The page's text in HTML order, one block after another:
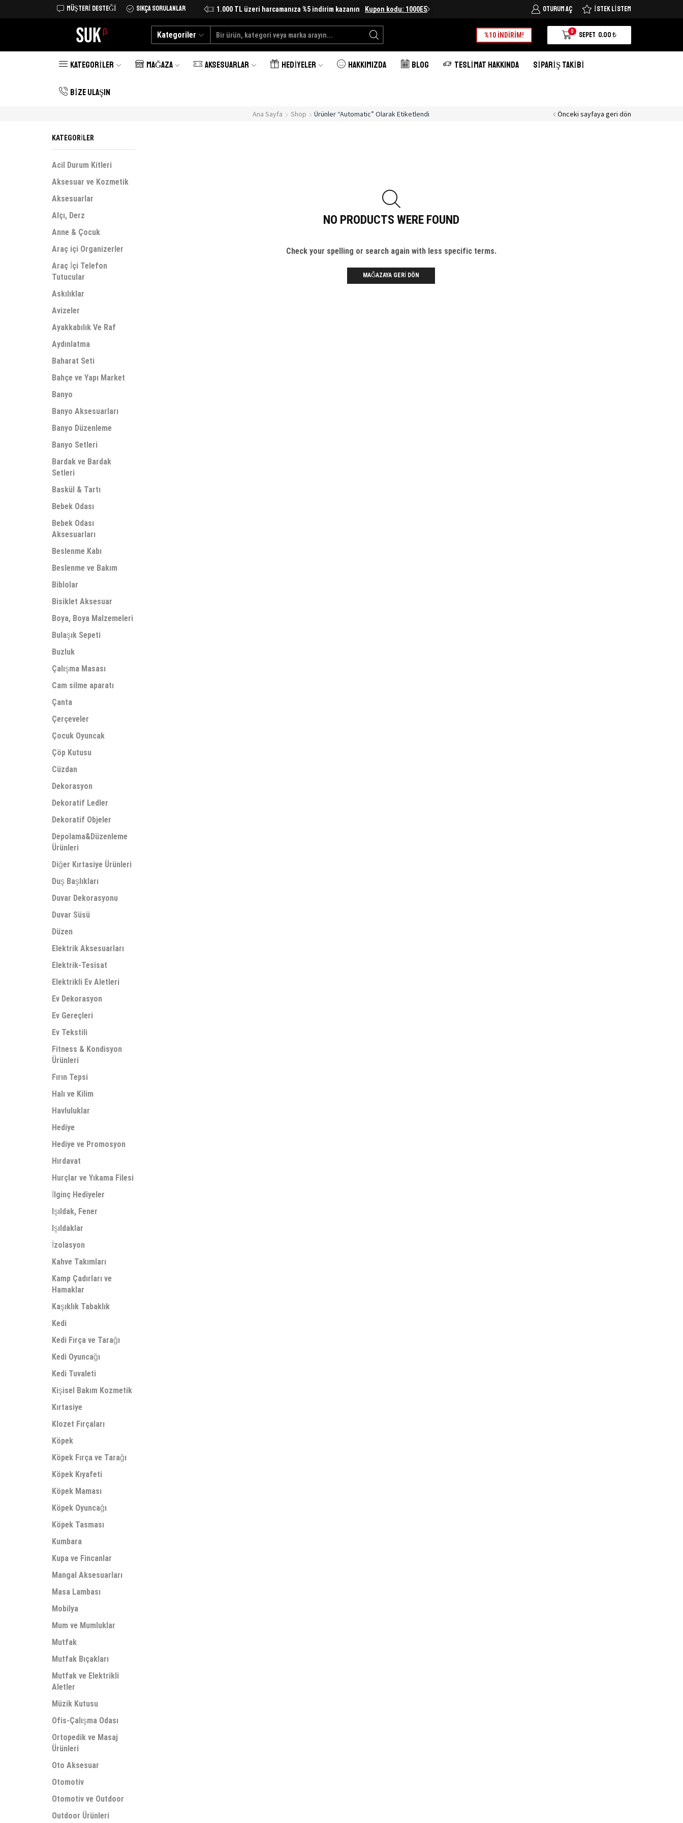
MÜŞTERI DESTEĞI SIKÇA SORULANLAR
Tüm Türkiye'ye kargo şimdi 25 TL Alışverişe Başlayın 1.000 TL üzeri harcamanıza %5 indirim kazanın Kupon kodu: 1000E5 Tüm Türkiye'ye kargo şimdi 25 TL Alışverişe Başlayın
OTURUM AÇ İSTEK LISTEM
Kategoriler
Search
%10 İNDİRİM! 0 SEPET 0.00₺
KATEGORILER MAĞAZA AKSESUARLAR HEDIYELER HAKKIMIZDA BLOG TESLIMAT HAKKINDA SIPARIŞ TAKIBI
BIZE ULAŞIN
Ana Sayfa Shop Ürünler “Automatic” Olarak Etiketlendi Önceki sayfaya geri dön
NO PRODUCTS WERE FOUND
Check your spelling or search again with less specific terms.
MAĞAZAYA GERI DÖN
KATEGORILER
Acil Durum Kitleri
Aksesuar ve Kozmetik
Aksesuarlar
Alçı, Derz
Anne & Çocuk
Araç içi Organizerler
Araç İçi Telefon
Tutucular
Askılıklar
Avizeler
Ayakkabılık Ve Raf
Aydınlatma
Baharat Seti
Bahçe ve Yapı Market
Banyo
Banyo Aksesuarları
Banyo Düzenleme
Banyo Setleri
Bardak ve Bardak
Setleri
Baskül & Tartı
Bebek Odası
Bebek Odası
Aksesuarları
Beslenme Kabı
Beslenme ve Bakım
Biblolar
Bisiklet Aksesuar
Boya, Boya Malzemeleri
Bulaşık Sepeti
Buzluk
Çalışma Masası
Cam silme aparatı
Çanta
Çerçeveler
Çocuk Oyuncak
Çöp Kutusu
Cüzdan
Dekorasyon
Dekoratif Ledler
Dekoratif Objeler
Depolama&Düzenleme
Ürünleri
Diğer Kırtasiye Ürünleri
Duş Başlıkları
Duvar Dekorasyonu
Duvar Süsü
Düzen
Elektrik Aksesuarları
Elektrik-Tesisat
Elektrikli Ev Aletleri
Ev Dekorasyon
Ev Gereçleri
Ev Tekstili
Fitness & Kondisyon
Ürünleri
Fırın Tepsi
Halı ve Kilim
Havluluklar
Hediye
Hediye ve Promosyon
Hırdavat
Hurçlar ve Yıkama Filesi
İlginç Hediyeler
Işıldak, Fener
Işıldaklar
İzolasyon
Kahve Takımları
Kamp Çadırları ve
Hamaklar
Kaşıklık Tabaklık
Kedi
Kedi Fırça ve Tarağı
Kedi Oyuncağı
Kedi Tuvaleti
Kişisel Bakım Kozmetik
Kırtasiye
Klozet Fırçaları
Köpek
Köpek Fırça ve Tarağı
Köpek Kıyafeti
Köpek Maması
Köpek Oyuncağı
Köpek Tasması
Kumbara
Kupa ve Fincanlar
Mangal Aksesuarları
Masa Lambası
Mobilya
Mum ve Mumluklar
Mutfak
Mutfak Bıçakları
Mutfak ve Elektrikli
Aletler
Müzik Kutusu
Ofis-Çalışma Odası
Ortopedik ve Masaj
Ürünleri
Oto Aksesuar
Otomotiv
Otomotiv ve Outdoor
Outdoor Ürünleri